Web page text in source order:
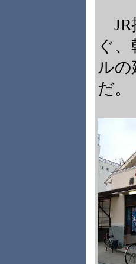
JR
ぐ
ル
だ。